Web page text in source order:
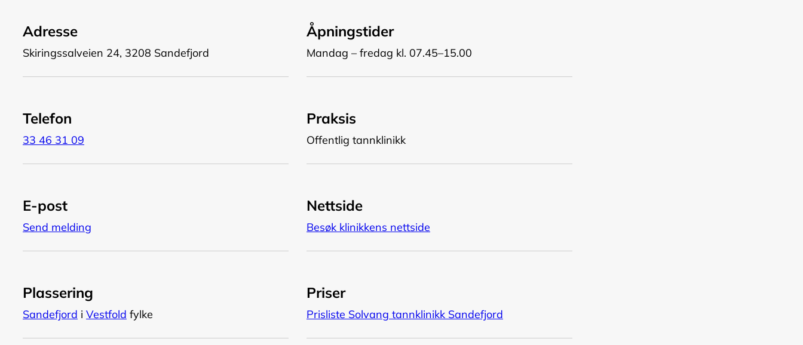
Adresse
Skiringssalveien 24, 3208 Sandefjord
Åpningstider
Mandag – fredag kl. 07.45–15.00
Telefon
33 46 31 09
Praksis
Offentlig tannklinikk
E-post
Send melding
Nettside
Besøk klinikkens nettside
Plassering
Sandefjord i Vestfold fylke
Priser
Prisliste Solvang tannklinikk Sandefjord